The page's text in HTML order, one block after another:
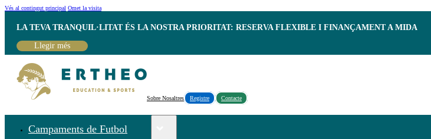
Vés al contingut principal Omet la visita
LA TEVA TRANQUIL·LITAT ÉS LA NOSTRA PRIORITAT: RESERVA FLEXIBLE I FINANÇAMENT A MIDA
Llegir més
Sobre Nosaltres Registre Contacte
Campaments de Futbol